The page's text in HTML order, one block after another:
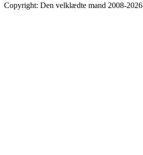
Copyright: Den velklædte mand 2008-2026